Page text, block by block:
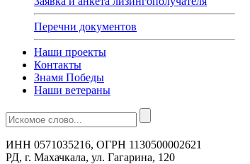
Перечни документов
Наши проекты
Контакты
Знамя Победы
Наши ветераны
ИНН 0571035216, ОГРН 1130500002621
РД, г. Махачкала, ул. Гагарина, 120